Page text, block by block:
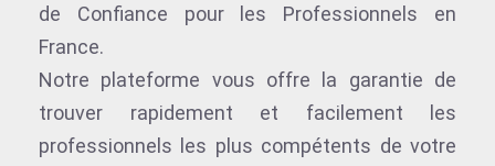
de Confiance pour les Professionnels en
France.
Notre plateforme vous offre la garantie de
trouver rapidement et facilement les
professionnels les plus compétents de votre